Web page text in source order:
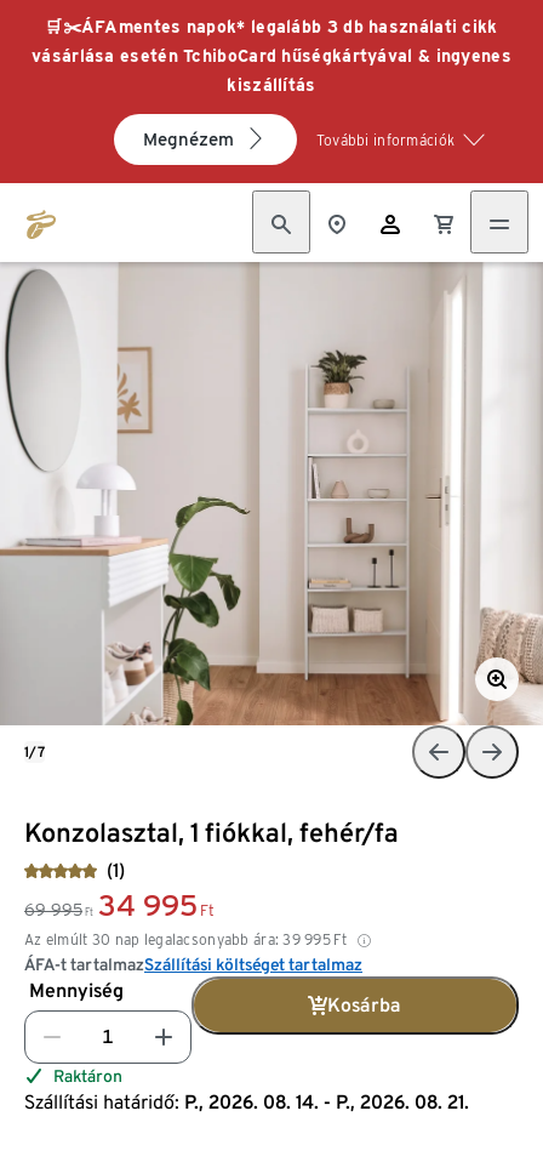
🛒✂️ÁFAmentes napok* legalább 3 db használati cikk
vásárlása esetén TchiboCard hűségkártyával & ingyenes
kiszállítás
Megnézem További információk
Konzolasztal, 1 fiókkal, fehér/fa
(1)
69 995 Ft 34 995 Ft
Az elmúlt 30 nap legalacsonyabb ára: 39 995 Ft
ÁFA-t tartalmazSzállítási költséget tartalmaz
Mennyiség
Kosárba
Raktáron
Szállítási határidő: P., 2026. 08. 14. - P., 2026. 08. 21.
1/7